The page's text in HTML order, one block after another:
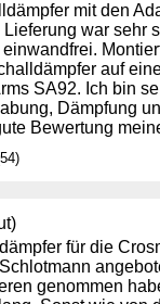
mit den
war sehr
auf
SA92. Ich bin
Dämpfung
Bewertung
für die
genommen